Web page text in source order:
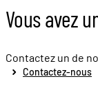
Vous avez
Contactez un de
Contactez-nous